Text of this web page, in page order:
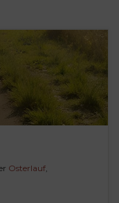
Osterlauf,